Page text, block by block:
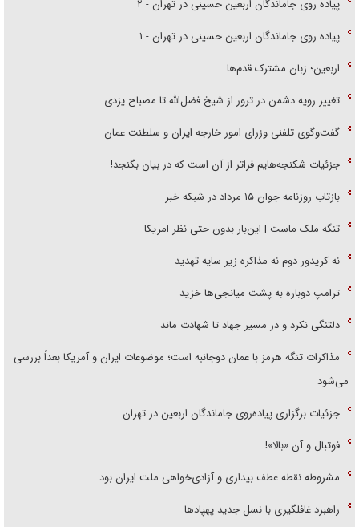
پیاده روی جاماندگان اربعین حسینی در تهران - ۲
پیاده روی جاماندگان اربعین حسینی در تهران - ۱
اربعین؛ زبان مشترک قدم‌ها
تغییر رویه دشمن در ترور از شیخ فضل‌الله تا مصباح یزدی
گفت‌وگوی تلفنی وزرای امور خارجه ایران و سلطنت عمان
جزئیات شکنجه‌هایم فراتر از آن است که در بیان بگنجد!
بازتاب روزنامه جوان ۱۵ مرداد در شبکه خبر
تنگه ملک ماست | این‌بار بدون حتی نظر امریکا
نه کریدور دوم نه مذاکره زیر سایه تهدید
ترامپ دوباره به پشت میانجی‌ها خزید
دلتنگی نکرد و در مسیر جهاد تا شهادت ماند
مذاکرات تنگه هرمز با عمان دوجانبه است؛ موضوعات ایران و آمریکا بعداً بررسی
می‌شود
جزئیات برگزاری پیاده‌روی جاماندگان اربعین در تهران
فوتبال و آن «بالا»!
مشروطه نقطه عطف بیداری و آزادی‌خواهی ملت ایران بود
راهبرد غافلگیری با نسل جدید پهپاد‌ها